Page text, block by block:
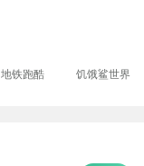
地铁跑酷 饥饿鲨世界